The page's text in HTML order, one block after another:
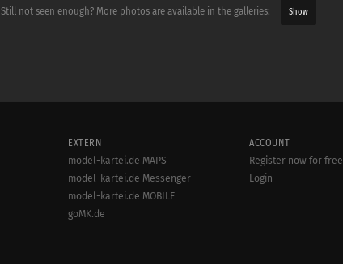
Still not seen enough? More photos are available in the galleries: Show
EXTERN
model-kartei.de MAPS
model-kartei.de Messenger
model-kartei.de MOBILE
goMK.de
ACCOUNT
Register now for free
Login